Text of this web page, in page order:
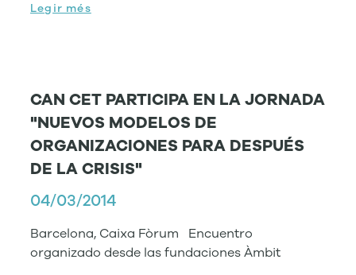
Legir més
CAN CET PARTICIPA EN LA JORNADA
"NUEVOS MODELOS DE
ORGANIZACIONES PARA DESPUÉS
DE LA CRISIS"
04/03/2014
Barcelona, Caixa Fòrum Encuentro
organizado desde las fundaciones Àmbit